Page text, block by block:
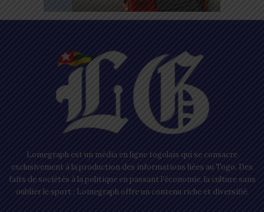
Lomegraph est un média en ligne togolais qui se consacre
exclusivement à la production des informations liées au Togo. Des
faits de sociétés à la politique en passant l’économie, la culture sans
oublier le sport ; Lomegraph offre un contenu riche et diversifié.